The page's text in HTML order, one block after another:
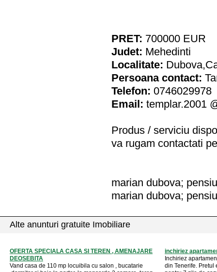
PRET: 700000 EUR
Judet: Mehedinti
Localitate:
Persoana contact:
Telefon: 0746029978
Email: templar.2001
Produs / serviciu
va rugam contactati
marian dubova;
marian dubova;
Alte anunturi gratuite Imobiliare
OFERTA SPECIALA CASA SI TEREN , AMENAJARE
DEOSEBITA
Vand casa de 110 mp locuibila cu salon , bucatarie
inchiriez
Inchiriez
din Tenerife. Pretul